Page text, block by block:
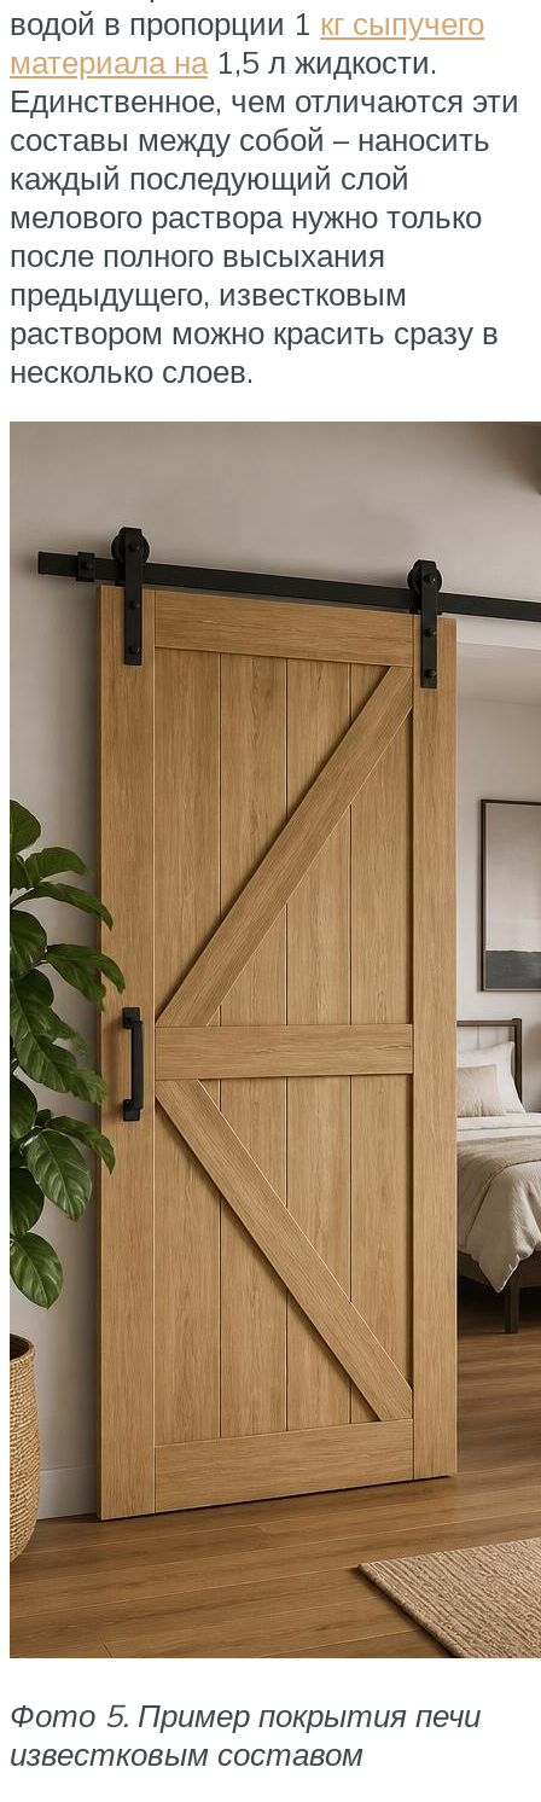
водой в пропорции 1 кг сыпучего
материала на1,5 л жидкости.
Единственное, чем отличаются эти
составы между собой – наносить
каждый последующий слой
мелового раствора нужно только
после полного высыхания
предыдущего, известковым
раствором можно красить сразу в
несколько слоев.
Фото 5. Пример покрытия печи
известковым составом